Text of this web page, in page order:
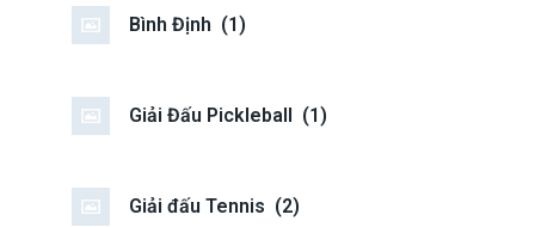
Bình Định (1)
Giải Đấu Pickleball (1)
Giải đấu Tennis (2)